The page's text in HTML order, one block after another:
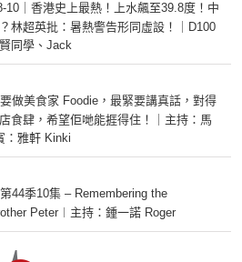
10｜香港史上最熱！上水飆至39.8度！中
林超英批：暑熱警告形同虛設！｜D100
同學、Jack
做美食家 Foodie，最緊要講真話，對得
食肆，希望佢哋能捱得住！｜主持：馬
：雅軒 Kinki
44季10集 – Remembering the
Peter︱主持：鍾一諾 Roger